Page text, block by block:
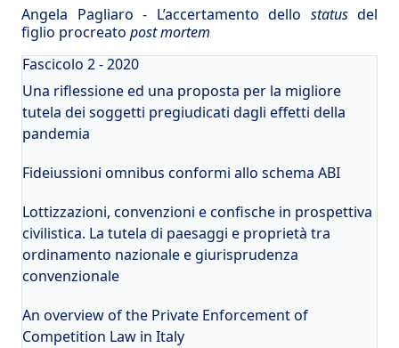
Angela Pagliaro - L’accertamento dello statusdel
figlio procreato post mortem
Fascicolo 2 - 2020
Una riflessione ed una proposta per la migliore
tutela dei soggetti pregiudicati dagli effetti della
pandemia
Fideiussioni omnibus conformi allo schema ABI
Lottizzazioni, convenzioni e confische in prospettiva
civilistica. La tutela di paesaggi e proprietà tra
ordinamento nazionale e giurisprudenza
convenzionale
An overview of the Private Enforcement of
Competition Law in Italy